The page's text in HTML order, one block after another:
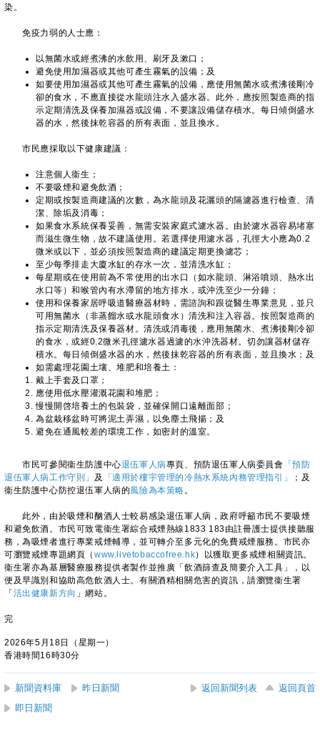
染。
免疫力弱的人士應：
以無菌水或經煮沸的水飲用、刷牙及漱口；
避免使用加濕器或其他可產生霧氣的設備；及
如要使用加濕器或其他可產生霧氣的設備，應使用無菌水或煮沸後剛冷
卻的食水，不應直接從水龍頭注水入盛水器。此外，應按照製造商的指
示定期清洗及保養加濕器或設備，不要讓設備儲存積水。每日傾倒盛水
器的水，然後抹乾容器的所有表面，並且換水。
市民應採取以下健康建議：
注意個人衞生；
不要吸煙和避免飲酒；
定期或按製造商建議的次數，為水龍頭及花灑頭的隔濾器進行檢查、清
潔、除垢及消毒；
如果食水系統保養妥善，無需安裝家庭式濾水器。由於濾水器容易堵塞
而滋生微生物，故不建議使用。若選擇使用濾水器，孔徑大小應為0.2
微米或以下，並必須按照製造商的建議定期更換濾芯；
至少每季排走大廈水缸的存水一次，並清洗水缸；
每星期或在使用前為不常使用的出水口（如水龍頭、淋浴噴頭、熱水出
水口等）和喉管內有水滯留的地方排水，或沖洗至少一分鐘；
使用和保養家居呼吸道醫療器材時，需諮詢和跟從醫生專業意見，並只
可用無菌水（非蒸餾水或水龍頭食水）清洗和注入容器。按照製造商的
指示定期清洗及保養器材。清洗或消毒後，應用無菌水、煮沸後剛冷卻
的食水，或經0.2微米孔徑濾水器過濾的水沖洗器材。切勿讓器材儲存
積水。每日傾倒盛水器的水，然後抹乾容器的所有表面，並且換水；及
如需處理花園土壤、堆肥和培養土：
戴上手套及口罩；
應使用低水壓灌溉花園和堆肥；
慢慢開啓培養土的包裝袋，並確保開口遠離面部；
為盆栽移盆時可將泥土弄濕，以免塵土飛揚；及
避免在通風較差的環境工作，如密封的溫室。
​市民可參閱衞生防護中心退伍軍人病專頁、預防退伍軍人病委員會
「預防
退伍軍人病工作守則」 及 「適用於樓宇管理的冷熱水系統內務管理指引」
；及
衞生防護中心防控退伍軍人病的風險為本策略。
此外，由於吸煙和酗酒人士較易感染退伍軍人病，政府呼籲市民不要吸煙
和避免飲酒。市民可致電衞生署綜合戒煙熱線1833 183由註冊護士提供接聽服
務，為吸煙者進行專業戒煙輔導，並可轉介至多元化的免費戒煙服務。市民亦
可瀏覽戒煙專題網頁（ www.livetobaccofree.hk）以獲取更多戒煙相關資訊。
衞生署亦為基層醫療服務提供者製作並推廣「飲酒篩查及簡要介入工具」，以
便及早識別和協助高危飲酒人士。有關酒精相關危害的資訊，請瀏覽衞生署
「 活出健康新方向 」網站。
完
2026年5月18日（星期一）
香港時間16時30分
新聞資料庫 昨日新聞 返回新聞列表
返回頁首
即日新聞